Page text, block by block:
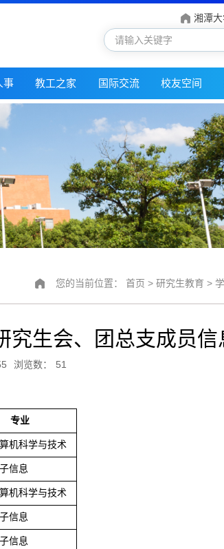
湘潭
事 教工之家 国际交流 校友空间
您的当前位置： 首页 > 研究生教育 >
究生会、团总支成员信
浏览数： 51
专业
机科学与技术
信息
机科学与技术
信息
信息